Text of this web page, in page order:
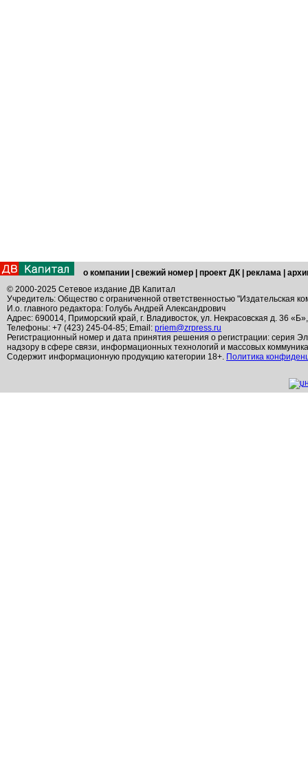
о компании свежий номер проект ДК реклама
© 2000-2025 Сетевое издание ДВ Капитал
Учредитель: Общество с ограниченной ответственностью "Издательская
И.о. главного редактора: Голубь Андрей Александрович
Адрес: 690014, Приморский край, г. Владивосток, ул. Некрасовская д. 36
Телефоны: +7 (423) 245-04-85; Email: priem@zrpress.ru
Регистрационный номер и дата принятия решения о регистрации: серия
надзору в сфере связи, информационных технологий и массовых
Содержит информационную продукцию категории 18+. Политика